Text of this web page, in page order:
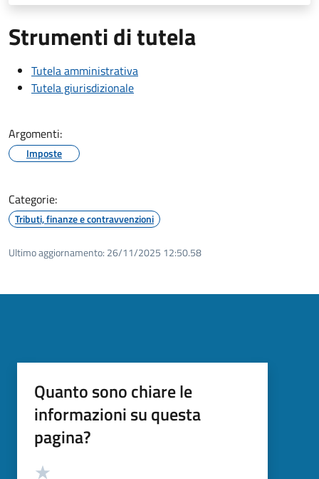
Strumenti di tutela
Tutela amministrativa
Tutela giurisdizionale
Argomenti:
Imposte
Categorie:
Tributi, finanze e contravvenzioni
Ultimo aggiornamento: 26/11/2025 12:50.58
Quanto sono chiare le
informazioni su questa
pagina?
Valutazione